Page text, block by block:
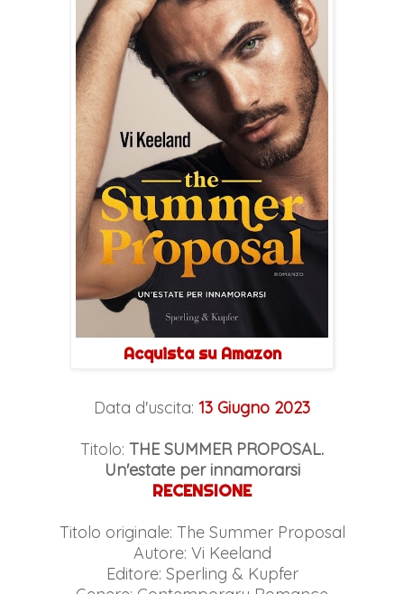
Acquista su Amazon
Data d'uscita: 13 Giugno 2023
Titolo: THE SUMMER PROPOSAL.
Un'estate per innamorarsi
RECENSIONE
Titolo originale: The Summer Proposal
Autore: Vi Keeland
Editore: Sperling & Kupfer